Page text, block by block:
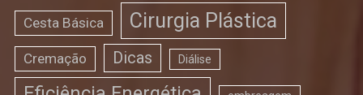
Cesta Básica Cirurgia Plástica
Cremação Dicas Diálise